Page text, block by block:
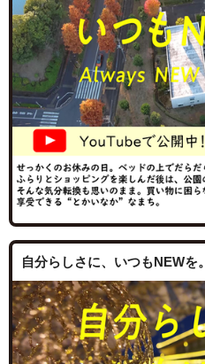
自分らしさに、いつもNEWを。